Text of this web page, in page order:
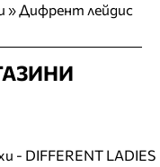
»Дифрент лейдис
- DIFFERENT LADIES